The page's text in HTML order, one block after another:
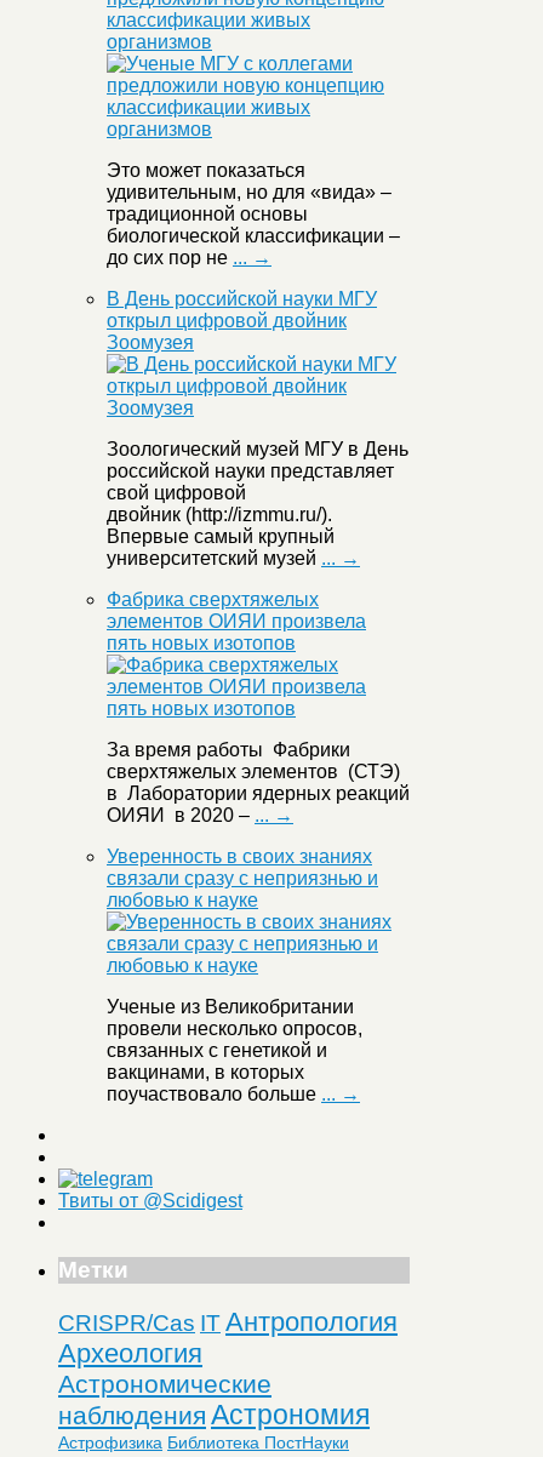
классификации живых
организмов
Это может показаться
удивительным, но для «вида» –
традиционной основы
биологической классификации –
до сих пор не ... →
В День российской науки МГУ
открыл цифровой двойник
Зоомузея
Зоологический музей МГУ в День
российской науки представляет
свой цифровой
двойник (http://izmmu.ru/).
Впервые самый крупный
университетский музей ... →
Фабрика сверхтяжелых
элементов ОИЯИ произвела
пять новых изотопов
За время работы Фабрики
сверхтяжелых элементов (СТЭ)
в Лаборатории ядерных реакций
ОИЯИ в 2020 – ... →
Уверенность в своих знаниях
связали сразу с неприязнью и
любовью к науке
Ученые из Великобритании
провели несколько опросов,
связанных с генетикой и
вакцинами, в которых
поучаствовало больше ... →
Твиты от @Scidigest
Метки
CRISPR/Cas ITАнтропология
Археология
Астрономические
наблюдения Астрономия
Астрофизика Библиотека ПостНауки